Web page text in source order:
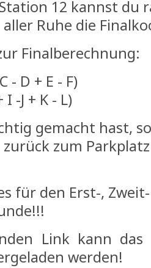
12 kannst du
Ruhe die
Finalberechnung:
- D + E - F)
I -J + K - L)
gemacht hast,
zurück zum
für den Erst-,
Link kann
werden!